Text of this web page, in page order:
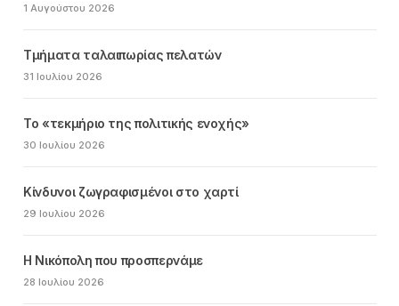
1 Αυγούστου 2026
Τμήματα ταλαιπωρίας πελατών
31 Ιουλίου 2026
Το «τεκμήριο της πολιτικής ενοχής»
30 Ιουλίου 2026
Κίνδυνοι ζωγραφισμένοι στο χαρτί
29 Ιουλίου 2026
Η Νικόπολη που προσπερνάμε
28 Ιουλίου 2026